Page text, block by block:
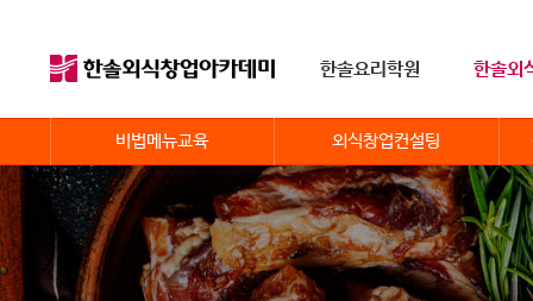
한솔요리학원 한솔외
비법메뉴교육 외식창업컨설팅